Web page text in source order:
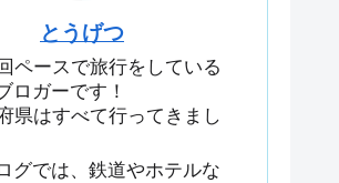
とうげつ
ペースで旅行をしている
ロガーです！
県はすべて行ってきまし
グでは、鉄道やホテルな